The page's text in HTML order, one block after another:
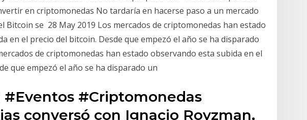
en criptomonedas No tardaría en hacerse paso a un mercado
Bitcoin se 28 May 2019 Los mercados de criptomonedas han estado
en el precio del bitcoin. Desde que empezó el año se ha disparado
de criptomonedas han estado observando esta subida en el
que empezó el año se ha disparado un
#Criptomonedas
conversó con Ignacio Royzman,